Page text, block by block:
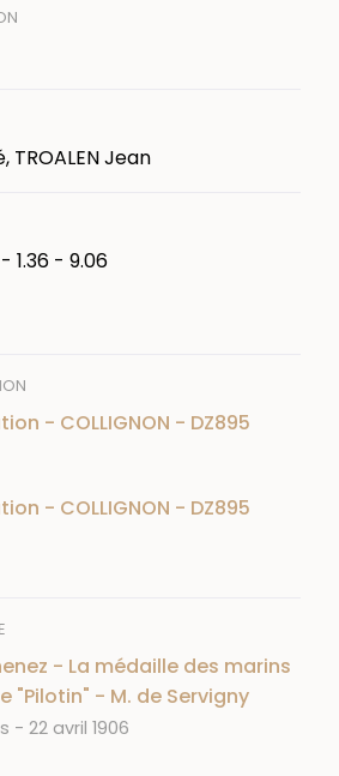
TROALEN Jean
1.36 - 9.06
- COLLIGNON - DZ895
- COLLIGNON - DZ895
- La médaille des marins
"Pilotin" - M. de Servigny
DATE
22 avril 1906